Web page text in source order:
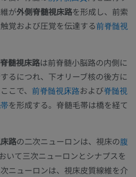
が外側脊髄視床路を形成し、前索
覚および圧覚を伝達する前脊髄視
髄視床路は前脊髄小脳路の内側に
るにつれ、下オリーブ核の後方に
こで、 前脊髄視床路および脊髄視
を形成する。脊髄毛帯は橋を経て
路の二次ニューロンは、視床の腹
いて三次ニューロンとシナプスを
ニューロンは、視床皮質線維を介